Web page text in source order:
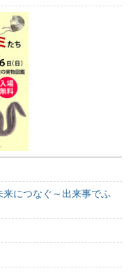
につなぐ～出来事でふ